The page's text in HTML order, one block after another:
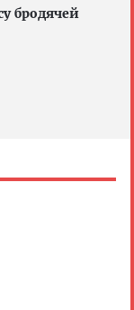
бродячей